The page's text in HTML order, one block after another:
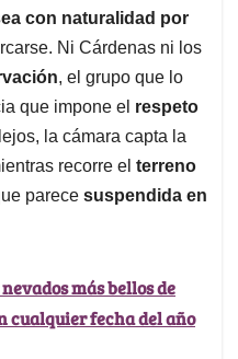
con naturalidad por
Ni Cárdenas ni los
, el grupo que lo
que impone el respeto
la cámara capta la
recorre el terreno
parece suspendida en
más bellos de
cualquier fecha del año